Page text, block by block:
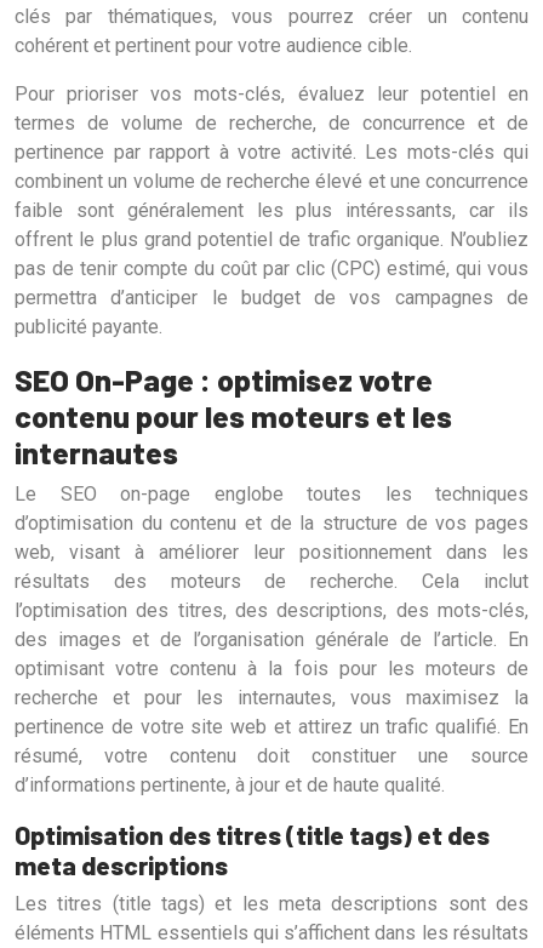
clés par thématiques, vous pourrez créer un contenu
cohérent et pertinent pour votre audience cible.
Pour prioriser vos mots-clés, évaluez leur potentiel en
termes de volume de recherche, de concurrence et de
pertinence par rapport à votre activité. Les mots-clés qui
combinent un volume de recherche élevé et une concurrence
faible sont généralement les plus intéressants, car ils
offrent le plus grand potentiel de trafic organique. N’oubliez
pas de tenir compte du coût par clic (CPC) estimé, qui vous
permettra d’anticiper le budget de vos campagnes de
publicité payante.
SEO On-Page : optimisez votre
contenu pour les moteurs et les
internautes
Le SEO on-page englobe toutes les techniques
d’optimisation du contenu et de la structure de vos pages
web, visant à améliorer leur positionnement dans les
résultats des moteurs de recherche. Cela inclut
l’optimisation des titres, des descriptions, des mots-clés,
des images et de l’organisation générale de l’article. En
optimisant votre contenu à la fois pour les moteurs de
recherche et pour les internautes, vous maximisez la
pertinence de votre site web et attirez un trafic qualifié. En
résumé, votre contenu doit constituer une source
d’informations pertinente, à jour et de haute qualité.
Optimisation des titres (title tags) et des
meta descriptions
Les titres (title tags) et les meta descriptions sont des
éléments HTML essentiels qui s’affichent dans les résultats